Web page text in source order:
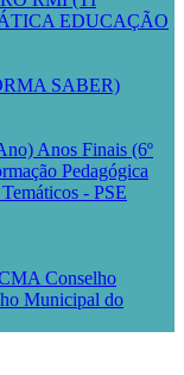
EDUCAÇÃO
SABER)
Anos Finais (6º
Pedagógica
- PSE
Conselho
Municipal do